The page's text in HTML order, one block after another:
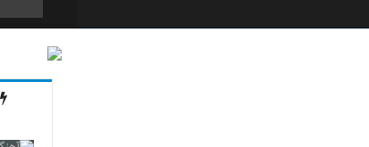
5739